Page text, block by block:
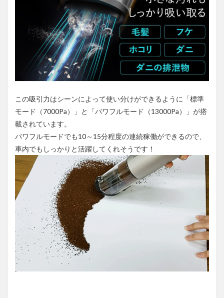
この吸引力はシーンによって使い分けができるように「標準
モード（7000Pa）」と「パワフルモード（13000Pa）」が搭
載されています。
パワフルモードでも10～15分程度の連続稼働ができるので、
車内でもしっかりと活躍してくれそうです！